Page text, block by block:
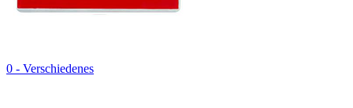
0 - Verschiedenes